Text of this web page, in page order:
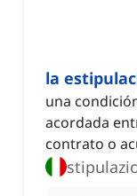
la
una
acordada
contrato o